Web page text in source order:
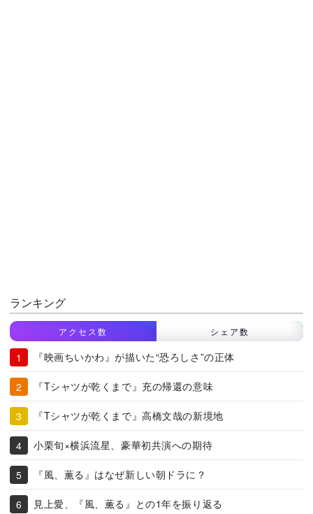
ランキング
アクセス数 シェア数
『映画ちいかわ』が描いた“恐ろしさ”の正体
『Tシャツが乾くまで』充の帰還の意味
『Tシャツが乾くまで』高橋文哉の新境地
小栗旬×横浜流星、豪華初共演への期待
『風、薫る』はなぜ新しい朝ドラに？
見上愛、『風、薫る』との1年を振り返る